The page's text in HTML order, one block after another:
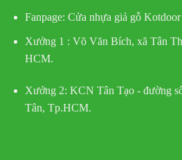
Fanpage: Cửa nhựa giả gỗ Kotdoor
Xưởng 1 : Võ Văn Bích, xã Tân
HCM.
Xưởng 2: KCN Tân Tạo - đường
Tân, Tp.HCM.